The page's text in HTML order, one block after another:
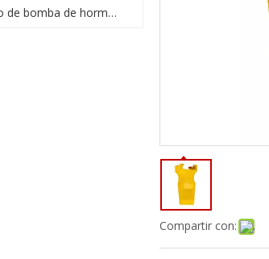
Acoplamiento de bomba de hormigón
Compartir con: